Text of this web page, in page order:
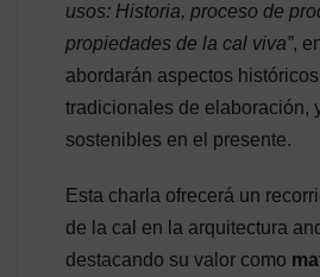
usos: Historia, proceso de
propiedades de la cal viva”,
abordarán aspectos
tradicionales de elaboración,
sostenibles en el presente.
Esta charla ofrecerá un
de la cal en la arquitectura
destacando su valor como